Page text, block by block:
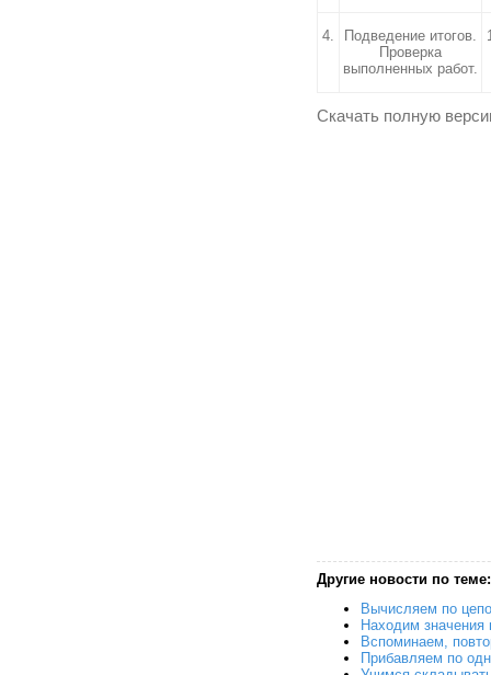
4.
Подведение итогов.
Проверка
выполненных работ.
Скачать полную
Другие новости по теме:
Вычисляем по
Находим значения
Вспоминаем,
Прибавляем по